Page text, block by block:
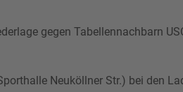
gegen Tabellennachbarn
Neuköllner Str.) bei den